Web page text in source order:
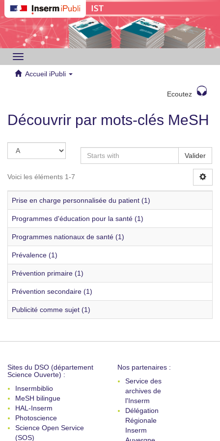
Toggle
navigation
Accueil iPubli
Ecoutez
Découvrir par mots-clés MeSH
Valider
Voici les éléments 1-7
Prise en charge personnalisée du patient (1)
Programmes d'éducation pour la santé (1)
Programmes nationaux de santé (1)
Prévalence (1)
Prévention primaire (1)
Prévention secondaire (1)
Publicité comme sujet (1)
Sites du DSO (département
Science Ouverte) :
Insermbiblio
MeSH bilingue
HAL-Inserm
Photoscience
Science Open Service
(SOS)
Nos partenaires :
Service des
archives de
l'Inserm
Délégation
Régionale
Inserm